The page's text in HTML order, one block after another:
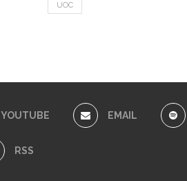
UOC
YOUTUBE EMAIL
RSS